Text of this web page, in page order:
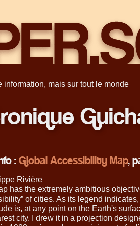
information, mais sur tout le monde
:Global Accessibility Map,
Rivière
has the extremely ambitious
of cities. As its legend
is, at any point on the Earth's
city. I drew it in a projection